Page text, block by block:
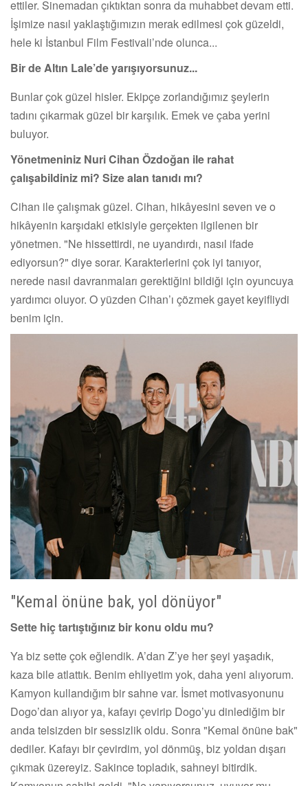
ettiler. Sinemadan çıktıktan sonra da muhabbet devam etti.
İşimize nasıl yaklaştığımızın merak edilmesi çok güzeldi,
hele ki İstanbul Film Festivali’nde olunca...
Bir de Altın Lale’de yarışıyorsunuz...
Bunlar çok güzel hisler. Ekipçe zorlandığımız şeylerin
tadını çıkarmak güzel bir karşılık. Emek ve çaba yerini
buluyor.
Yönetmeniniz Nuri Cihan Özdoğan ile rahat
çalışabildiniz mi? Size alan tanıdı mı?
Cihan ile çalışmak güzel. Cihan, hikâyesini seven ve o
hikâyenin karşıdaki etkisiyle gerçekten ilgilenen bir
yönetmen. "Ne hissettirdi, ne uyandırdı, nasıl ifade
ediyorsun?" diye sorar. Karakterlerini çok iyi tanıyor,
nerede nasıl davranmaları gerektiğini bildiği için oyuncuya
yardımcı oluyor. O yüzden Cihan’ı çözmek gayet keyifliydi
benim için.
"Kemal önüne bak, yol dönüyor"
Sette hiç tartıştığınız bir konu oldu mu?
Ya biz sette çok eğlendik. A’dan Z’ye her şeyi yaşadık,
kaza bile atlattık. Benim ehliyetim yok, daha yeni alıyorum.
Kamyon kullandığım bir sahne var. İsmet motivasyonunu
Dogo’dan alıyor ya, kafayı çevirip Dogo’yu dinlediğim bir
anda telsizden bir sessizlik oldu. Sonra "Kemal önüne bak"
dediler. Kafayı bir çevirdim, yol dönmüş, biz yoldan dışarı
çıkmak üzereyiz. Sakince topladık, sahneyi bitirdik.